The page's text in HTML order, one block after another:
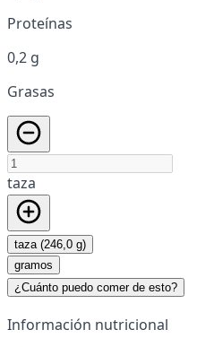
Proteínas
0,2 g
Grasas
taza
taza (246,0 g)
gramos
¿Cuánto puedo comer de esto?
Información nutricional